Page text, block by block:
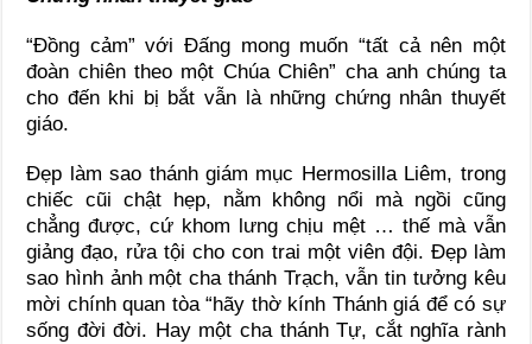
“Đồng cảm” với Đấng mong muốn “tất cả nên một
đoàn chiên theo một Chúa Chiên” cha anh chúng ta
cho đến khi bị bắt vẫn là những chứng nhân thuyết
giáo.
Đẹp làm sao thánh giám mục Hermosilla Liêm, trong
chiếc cũi chật hẹp, nằm không nổi mà ngồi cũng
chẳng được, cứ khom lưng chịu mệt … thế mà vẫn
giảng đạo, rửa tội cho con trai một viên đội. Đẹp làm
sao hình ảnh một cha thánh Trạch, vẫn tin tưởng kêu
mời chính quan tòa “hãy thờ kính Thánh giá để có sự
sống đời đời. Hay một cha thánh Tự, cắt nghĩa rành